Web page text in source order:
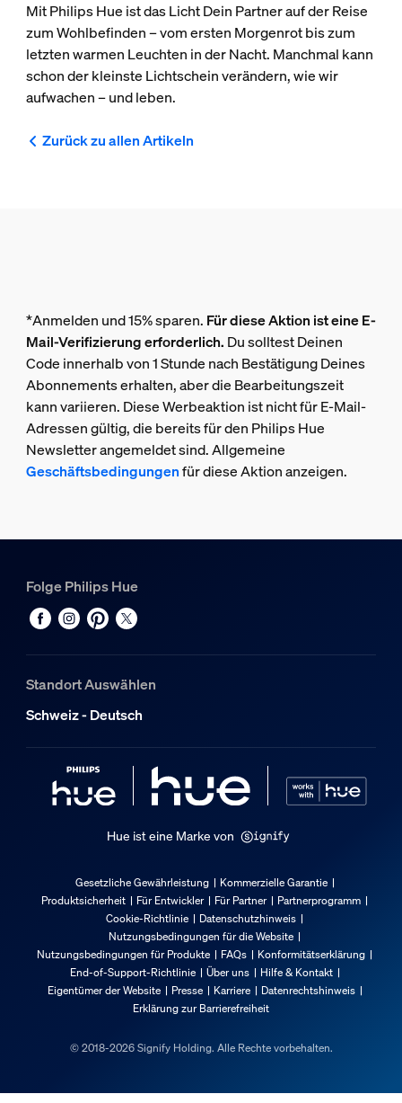
Mit Philips Hue ist das Licht Dein Partner auf der Reise
zum Wohlbefinden – vom ersten Morgenrot bis zum
letzten warmen Leuchten in der Nacht. Manchmal kann
schon der kleinste Lichtschein verändern, wie wir
aufwachen – und leben.
Zurück zu allen Artikeln
*Anmelden und 15% sparen. Für diese Aktion ist eine E-
Mail-Verifizierung erforderlich. Du solltest Deinen
Code innerhalb von 1 Stunde nach Bestätigung Deines
Abonnements erhalten, aber die Bearbeitungszeit
kann variieren. Diese Werbeaktion ist nicht für E-Mail-
Adressen gültig, die bereits für den Philips Hue
Newsletter angemeldet sind. Allgemeine
Geschäftsbedingungenfür diese Aktion anzeigen.
Folge Philips Hue
Standort Auswählen
Schweiz - Deutsch
Hue ist eine Marke von
Gesetzliche Gewährleistung
Kommerzielle Garantie
Produktsicherheit
Für Entwickler Für Partner
Partnerprogramm
Cookie-Richtlinie
Datenschutzhinweis
Nutzungsbedingungen für die Website
Nutzungsbedingungen für Produkte
FAQs
Konformitätserklärung
End-of-Support-Richtlinie
Über uns
Hilfe & Kontakt
Eigentümer der Website
Presse Karriere
Datenrechtshinweis
Erklärung zur Barrierefreiheit
© 2018-2026 Signify Holding. Alle Rechte vorbehalten.